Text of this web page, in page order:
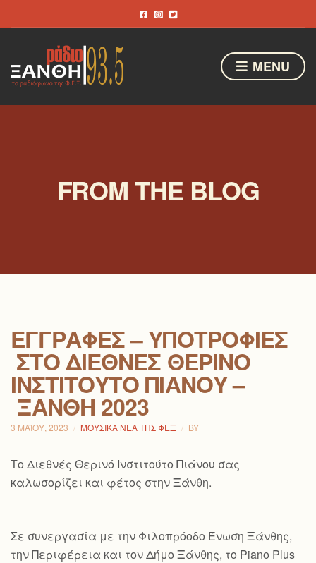
MENU
FROM THE BLOG
ΕΓΓΡΑΦΈΣ – ΥΠΟΤΡΟΦΊΕΣ
ΣΤΟ ΔΙΕΘΝΈΣ ΘΕΡΙΝΌ
ΙΝΣΤΙΤΟΎΤΟ ΠΙΆΝΟΥ –
ΞΆΝΘΗ 2023
3 ΜΑΪ́ΟΥ, 2023 ΜΟΥΣΙΚΆ ΝΈΑ ΤΗΣ ΦΕΞ BY
Το Διεθνές Θερινό Ινστιτούτο Πιάνου σας
καλωσορίζει και φέτος στην Ξάνθη.
Σε συνεργασία με την Φιλοπρόοδο Ένωση Ξάνθης,
την Περιφέρεια και τον Δήμο Ξάνθης, το Piano Plus